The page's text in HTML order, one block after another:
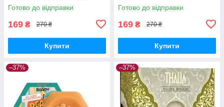
Готово до відправки
169 ₴ 270 ₴
Купити
Готово до відправки
169 ₴ 270 ₴
Купити
–37% –37%